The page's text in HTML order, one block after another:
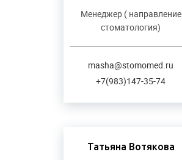
Менеджер ( направление
стоматология)
masha@stomomed.ru
+7(983)147-35-74
Татьяна Вотякова